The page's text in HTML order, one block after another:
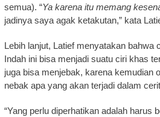
semua). “Ya karena itu memang
jadinya saya agak ketakutan,” kata
Lebih lanjut, Latief menyatakan bahwa
Indah ini bisa menjadi suatu ciri khas
juga bisa menjebak, karena kemudian
nebak apa yang akan terjadi dalam
“Yang perlu diperhatikan adalah harus